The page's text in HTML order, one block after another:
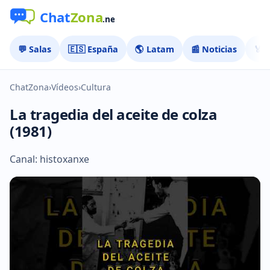
💬 Salas 🇪🇸 España 🌎 Latam 📰 Noticias 🏅
ChatZona›Vídeos›Cultura
La tragedia del aceite de colza
(1981)
Canal: histoxanxe